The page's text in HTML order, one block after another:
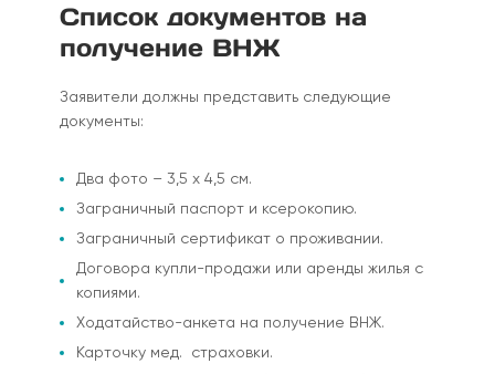
Список документов на
получение ВНЖ
Заявители должны представить следующие
документы:
Два фото – 3,5 x 4,5 см.
Заграничный паспорт и ксерокопию.
Заграничный сертификат о проживании.
Договора купли-продажи или аренды жилья с
копиями.
Ходатайство-анкета на получение ВНЖ.
Карточку мед. страховки.